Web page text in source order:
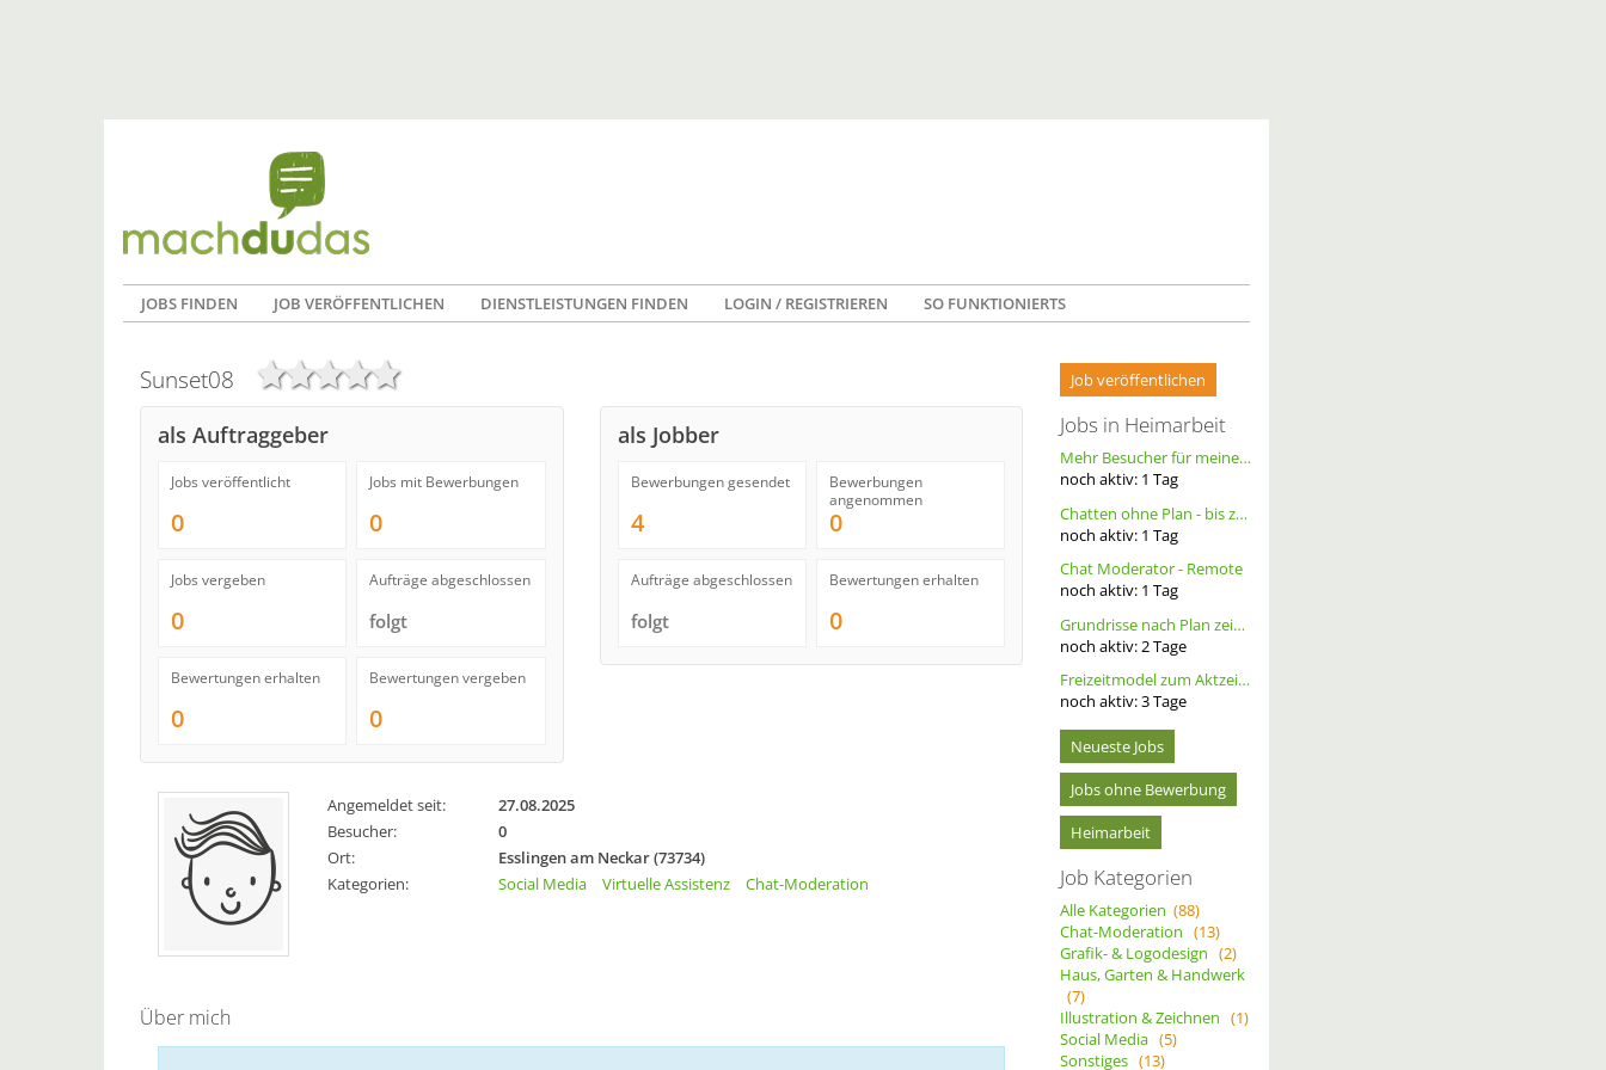
JOBS FINDEN JOB VERÖFFENTLICHEN DIENSTLEISTUNGEN FINDEN LOGIN / REGISTRIEREN SO FUNKTIONIERTS
Sunset08
als Auftraggeber
Jobs veröffentlicht
0
Jobs mit Bewerbungen
0
Jobs vergeben
0
Aufträge abgeschlossen
folgt
Bewertungen erhalten
0
Bewertungen vergeben
0
als Jobber
Bewerbungen gesendet
4
Bewerbungen
angenommen
0
Aufträge abgeschlossen
folgt
Bewertungen erhalten
0
Angemeldet seit:
27.08.2025
Besucher:
0
Ort:
Esslingen am Neckar (73734)
Kategorien:
Social Media Virtuelle Assistenz Chat-Moderation
Über mich
Job veröffentlichen
Jobs in Heimarbeit
Mehr Besucher für meine Homepage. Alternative Werbung.
noch aktiv: 1 Tag
Chatten ohne Plan - bis zu 20 Ct. pro Out – ortsunabhängig - wöchentliche Auszahlung
noch aktiv: 1 Tag
Chat Moderator - Remote
noch aktiv: 1 Tag
Grundrisse nach Plan zeichnen
noch aktiv: 2Tage
Freizeitmodel zum Aktzeichnen/- Fotografie gesucht, tfp
noch aktiv:3Tage
Neueste Jobs
Jobs ohne Bewerbung
Heimarbeit
Job Kategorien
Alle Kategorien (88)
Chat-Moderation (13)
Grafik- & Logodesign (2)
Haus, Garten & Handwerk
(7)
Illustration & Zeichnen (1)
Social Media (5)
Sonstiges (13)